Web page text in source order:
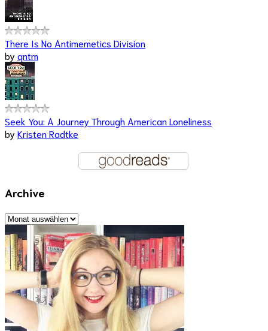
There Is No Antimemetics Division
byqntm
Seek You: A Journey Through American Loneliness
byKristen Radtke
Archive
Archive